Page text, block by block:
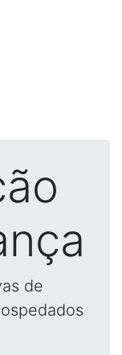
de